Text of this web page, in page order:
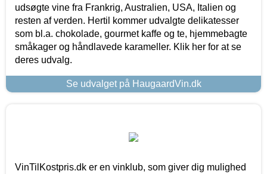
udsøgte vine fra Frankrig, Australien, USA, Italien og
resten af verden. Hertil kommer udvalgte delikatesser
som bl.a. chokolade, gourmet kaffe og te, hjemmebagte
småkager og håndlavede karameller. Klik her for at se
deres udvalg.
Se udvalget på HaugaardVin.dk
VinTilKostpris.dk er en vinklub, som giver dig mulighed